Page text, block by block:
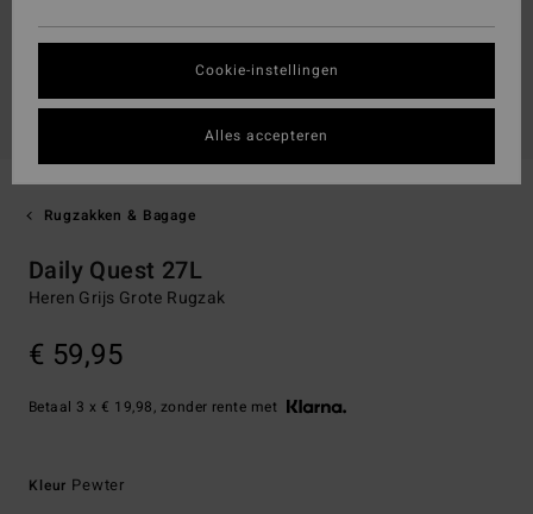
Rugzakken & Bagage
Daily Quest 27L
Heren Grijs Grote Rugzak
€ 59,95
Betaal 3 x € 19,98, zonder rente met
Kleur Pewter
Cookie-instellingen
Alles accepteren